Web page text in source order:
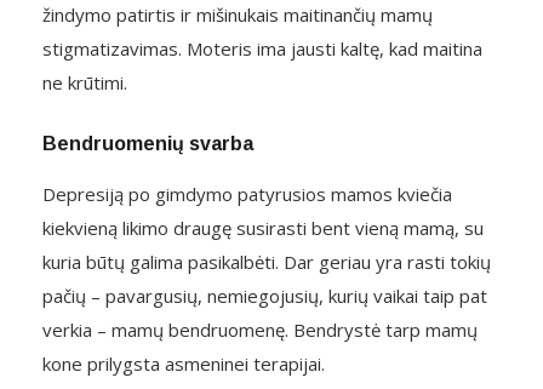
žindymo patirtis ir mišinukais maitinančių mamų
stigmatizavimas. Moteris ima jausti kaltę, kad maitina
ne krūtimi.
Bendruomenių svarba
Depresiją po gimdymo patyrusios mamos kviečia
kiekvieną likimo draugę susirasti bent vieną mamą, su
kuria būtų galima pasikalbėti. Dar geriau yra rasti tokių
pačių – pavargusių, nemiegojusių, kurių vaikai taip pat
verkia – mamų bendruomenę. Bendrystė tarp mamų
kone prilygsta asmeninei terapijai.